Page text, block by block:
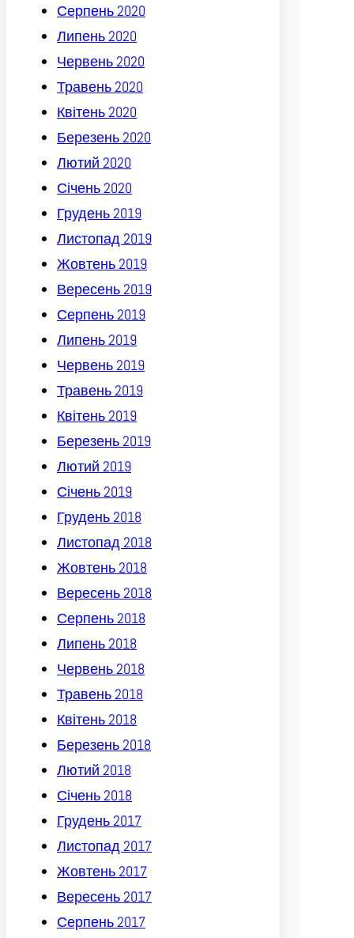
Серпень 2020
Липень 2020
Червень 2020
Травень 2020
Квітень 2020
Березень 2020
Лютий 2020
Січень 2020
Грудень 2019
Листопад 2019
Жовтень 2019
Вересень 2019
Серпень 2019
Липень 2019
Червень 2019
Травень 2019
Квітень 2019
Березень 2019
Лютий 2019
Січень 2019
Грудень 2018
Листопад 2018
Жовтень 2018
Вересень 2018
Серпень 2018
Липень 2018
Червень 2018
Травень 2018
Квітень 2018
Березень 2018
Лютий 2018
Січень 2018
Грудень 2017
Листопад 2017
Жовтень 2017
Вересень 2017
Серпень 2017